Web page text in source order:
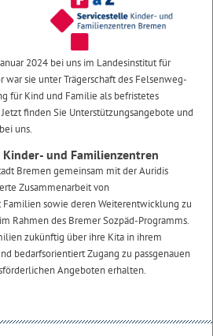
2024 bei uns im Landesinstitut für
war sie unter Trägerschaft des Felsenweg-
für Kind und Familie als befristetes
finden Sie Unterstützungsangebote und
uns.
und Familienzentren
Bremen gemeinsam mit der Auridis
Zusammenarbeit von
sowie deren Weiterentwicklung zu
Rahmen des Bremer Sozpäd-Programms.
zukünftig über ihre Kita in ihrem
bedarfsorientiert Zugang zu passgenauen
Angeboten erhalten.